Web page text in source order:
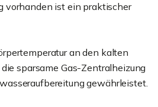
vorhanden ist ein praktischer
an den kalten
sparsame Gas-Zentralheizung
gewährleistet.